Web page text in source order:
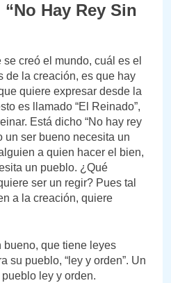
Hay Rey Sin
creó el mundo, cuál es el
de la creación, es que hay
quiere expresar desde la
es llamado “El Reinado”,
Está dicho “No hay rey
un ser bueno necesita un
a quien hacer el bien,
un pueblo. ¿Qué
ser un regir? Pues tal
a la creación, quiere
bueno, que tiene leyes
su pueblo, “ley y orden”. Un
ley y orden.